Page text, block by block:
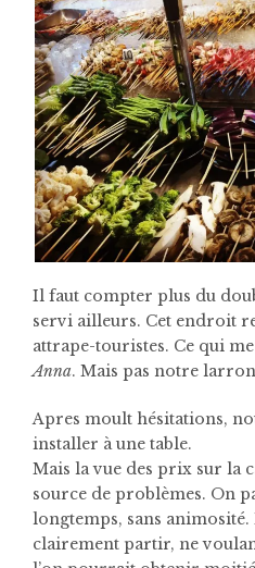
Il faut compter plus du
servi ailleurs. Cet endroit
attrape-touristes. Ce qui
Anna. Mais pas notre
Apres moult hésitations,
installer à une table.
Mais la vue des prix sur la
source de problèmes. On
longtemps, sans
clairement partir, ne